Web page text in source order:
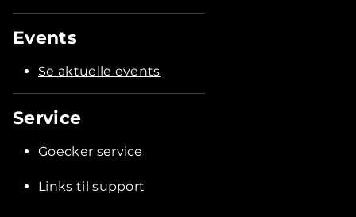
Events
Se aktuelle events
Service
Goecker service
Links til support